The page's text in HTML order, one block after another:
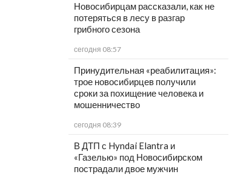
Новосибирцам рассказали, как не
потеряться в лесу в разгар
грибного сезона
сегодня 08:57
Принудительная «реабилитация»:
трое новосибирцев получили
сроки за похищение человека и
мошенничество
сегодня 08:39
В ДТП с Hyndai Elantra и
«Газелью» под Новосибирском
пострадали двое мужчин